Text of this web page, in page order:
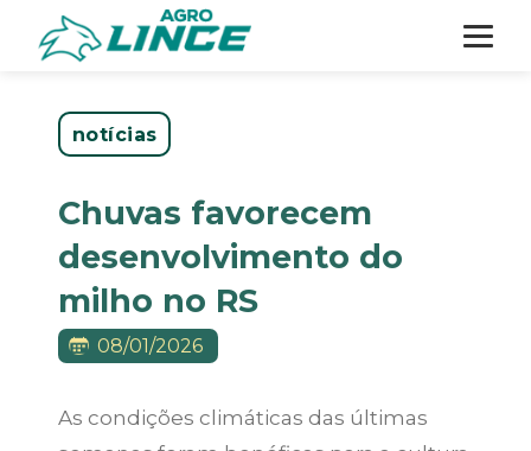
notícias
Chuvas favorecem
desenvolvimento do
milho no RS
08/01/2026
As condições climáticas das últimas